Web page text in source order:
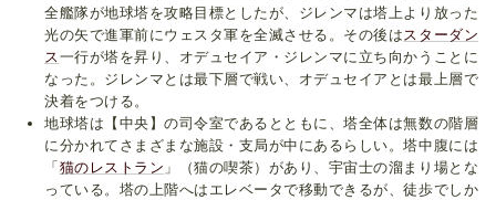
全艦隊が地球塔を攻略目標としたが、ジレンマは塔上より放った
光の矢で進軍前にウェスタ軍を全滅させる。その後はスターダン
ス一行が塔を昇り、オデュセイア・ジレンマに立ち向かうことに
なった。ジレンマとは最下層で戦い、オデュセイアとは最上層で
決着をつける。
地球塔は【中央】の司令室であるとともに、塔全体は無数の階層
に分かれてさまざまな施設・支局が中にあるらしい。塔中腹には
「 猫のレストラン 」（猫の喫茶）があり、宇宙士の溜まり場とな
っている。塔の上階へはエレベータで移動できるが、徒歩でしか